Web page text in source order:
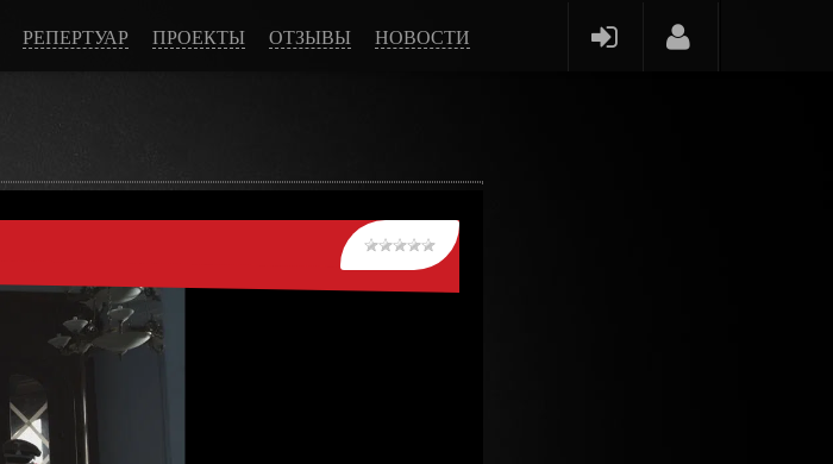
РЕПЕРТУАР ПРОЕКТЫ ОТЗЫВЫ НОВОСТИ